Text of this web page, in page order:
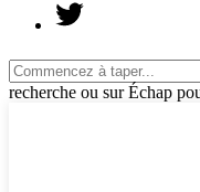
recherche ou sur Échap